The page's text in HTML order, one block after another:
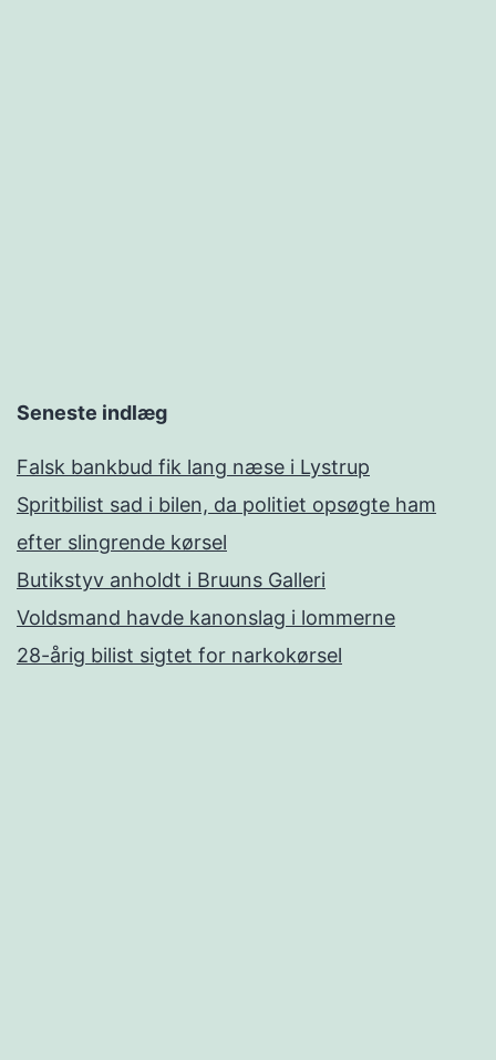
Seneste indlæg
Falsk bankbud fik lang næse i Lystrup
Spritbilist sad i bilen, da politiet opsøgte ham
efter slingrende kørsel
Butikstyv anholdt i Bruuns Galleri
Voldsmand havde kanonslag i lommerne
28-årig bilist sigtet for narkokørsel